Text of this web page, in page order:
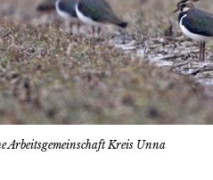
Arbeitsgemeinschaft Kreis Unna